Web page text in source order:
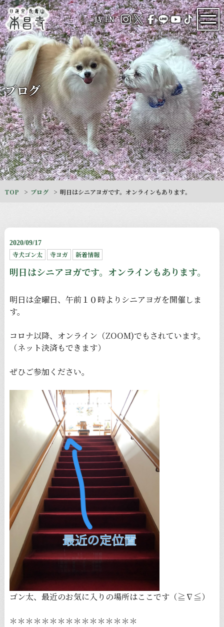
JA/EN
ブログ
TOP ブログ 明日はシニアヨガです。オンラインもあります。
2020/09/17
寺犬ゴン太 寺ヨガ 新着情報
明日はシニアヨガです。オンラインもあります。
明日は金曜日、午前１０時よりシニアヨガを開催しま
す。
コロナ以降、オンライン（ZOOM)でもされています。
（ネット決済もできます）
ぜひご参加ください。
ゴン太、最近のお気に入りの場所はここです（≧∇≦）
＊＊＊＊＊＊＊＊＊＊＊＊＊＊＊＊